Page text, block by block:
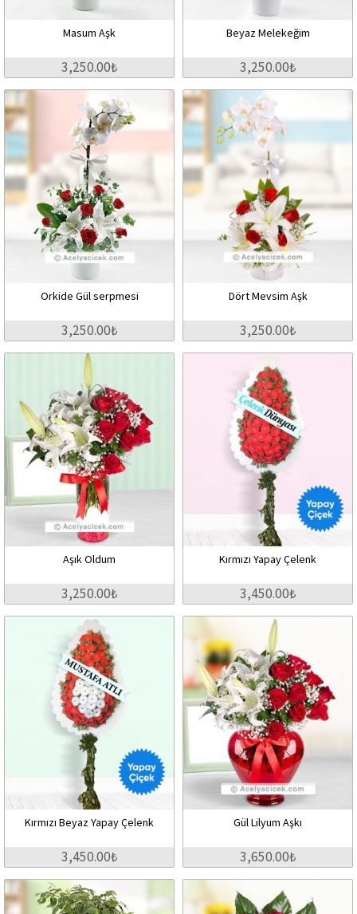
Masum Aşk
3,250.00₺
Beyaz Melekeğim
3,250.00₺
Orkide Gül serpmesi
3,250.00₺
Dört Mevsim Aşk
3,250.00₺
Aşık Oldum
3,250.00₺
Kırmızı Yapay Çelenk
3,450.00₺
Kırmızı Beyaz Yapay Çelenk
3,450.00₺
Gül Lilyum Aşkı
3,650.00₺